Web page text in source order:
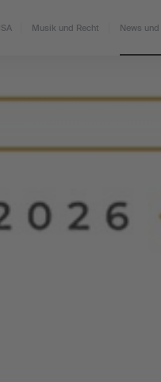
Musik und Recht News